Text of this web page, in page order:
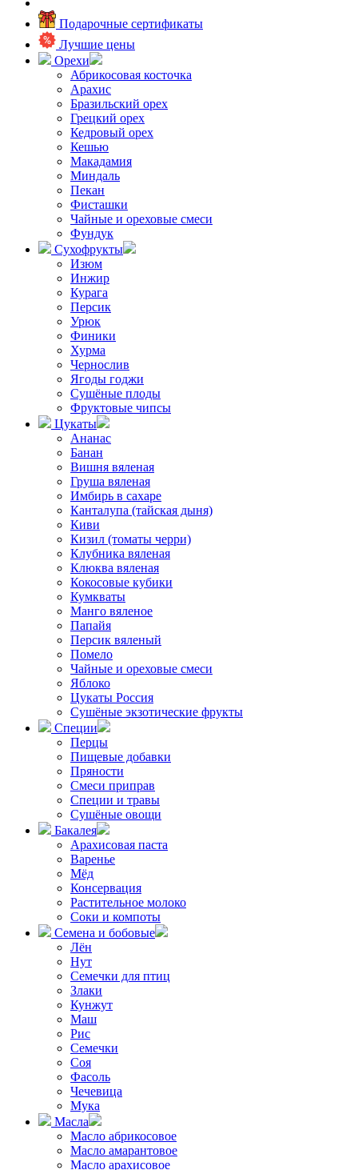
Подарочные сертификаты
Лучшие цены
Орехи
Абрикосовая косточка
Арахис
Бразильский орех
Грецкий орех
Кедровый орех
Кешью
Макадамия
Миндаль
Пекан
Фисташки
Чайные и ореховые смеси
Фундук
Сухофрукты
Изюм
Инжир
Курага
Персик
Урюк
Финики
Хурма
Чернослив
Ягоды годжи
Сушёные плоды
Фруктовые чипсы
Цукаты
Ананас
Банан
Вишня вяленая
Груша вяленая
Имбирь в сахаре
Канталупа (тайская дыня)
Киви
Кизил (томаты черри)
Клубника вяленая
Клюква вяленая
Кокосовые кубики
Кумкваты
Манго вяленое
Папайя
Персик вяленый
Помело
Чайные и ореховые смеси
Яблоко
Цукаты Россия
Сушёные экзотические фрукты
Специи
Перцы
Пищевые добавки
Пряности
Смеси приправ
Специи и травы
Сушёные овощи
Бакалея
Арахисовая паста
Варенье
Мёд
Консервация
Растительное молоко
Соки и компоты
Семена и бобовые
Лён
Нут
Семечки для птиц
Злаки
Кунжут
Маш
Рис
Семечки
Соя
Фасоль
Чечевица
Мука
Масла
Масло абрикосовое
Масло амарантовое
Масло арахисовое